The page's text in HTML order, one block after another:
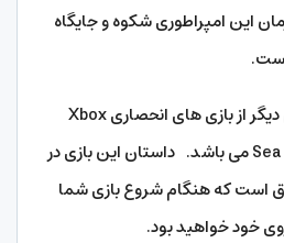
این امپراطوری شکوه و جایگاه
8- Sea of Thieves: یکی دیگر از بازی های انحصاری Xbox
بازی محبوب Sea of Thieves می باشد. داستان این بازی در
است که هنگام شروع بازی شما
خود خواهید بود.